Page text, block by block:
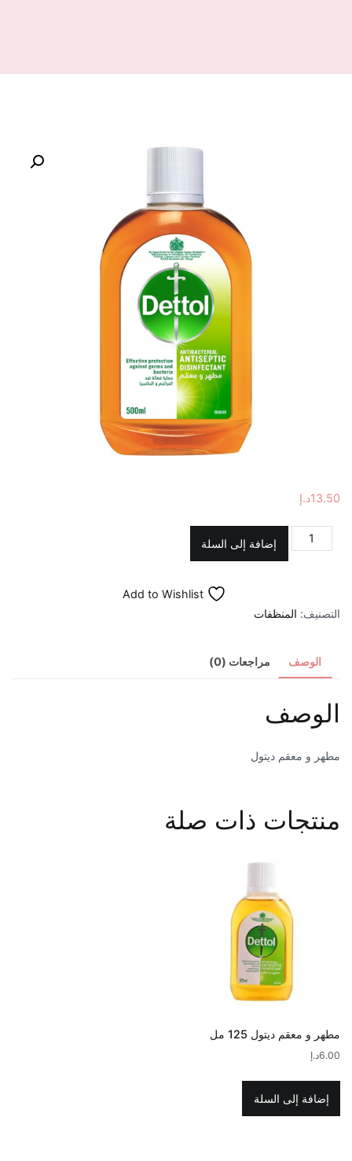
13.50د.إ
كمية
مطهر
ديتول
إضافة إلى السلة
Add to Wishlist
التصنيف: المنظفات
الوصف مراجعات (0)
الوصف
مطهر و معقم ديتول
منتجات ذات صلة
مطهر و معقم ديتول 125 مل
6.00د.إ
إضافة إلى السلة